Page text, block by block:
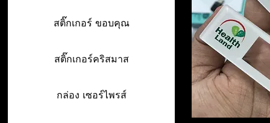
สติ๊กเกอร์ ขอบคุณ
สติ๊กเกอร์คริสมาส
กล่อง เซอร์ไพรส์